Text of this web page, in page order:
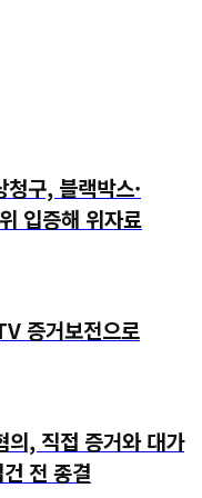
구, 블랙박스·
입증해 위자료
증거보전으로
의, 직접 증거와 대가
전 종결